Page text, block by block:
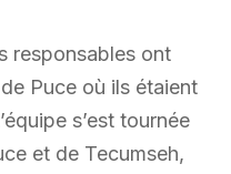
responsables ont
Puce où ils étaient
s’est tournée
et de Tecumseh,